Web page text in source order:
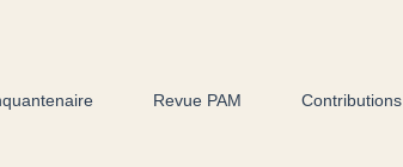
Revue PAM Contributions